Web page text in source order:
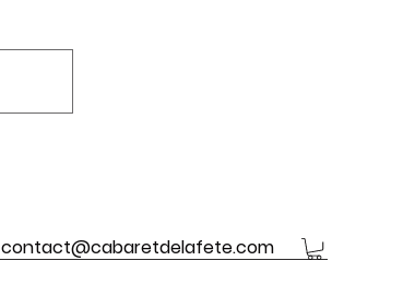
contact@cabaretdelafete.com